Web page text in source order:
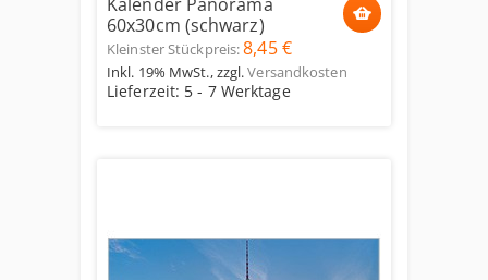
60x30cm (schwarz)
Kleinster Stückpreis:8,45 €
Inkl. 19% MwSt.,zzgl.Versandkosten
Lieferzeit: 5 - 7 Werktage